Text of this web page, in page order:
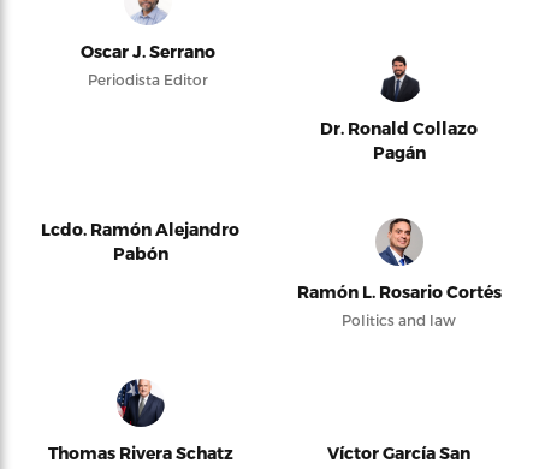
Oscar J. Serrano
Periodista Editor
Dr. Ronald Collazo
Pagán
Lcdo. Ramón Alejandro
Pabón
Ramón L. Rosario Cortés
Politics and law
Thomas Rivera Schatz
Víctor García San